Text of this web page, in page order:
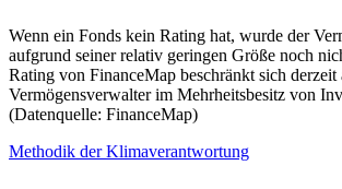
Wenn ein Fonds kein Rating hat, wurde der
aufgrund seiner relativ geringen Größe noch
Rating von FinanceMap beschränkt sich derzeit
Vermögensverwalter im Mehrheitsbesitz von
(Datenquelle: FinanceMap)
Methodik der Klimaverantwortung